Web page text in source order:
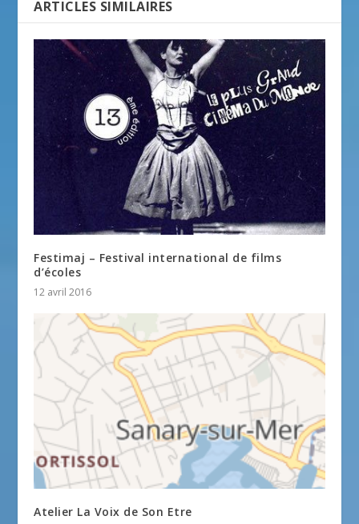
ARTICLES SIMILAIRES
Festimaj – Festival international de films
d’écoles
12 avril 2016
Atelier La Voix de Son Etre